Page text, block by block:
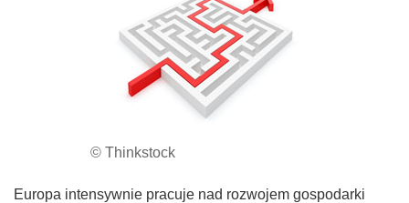
© Thinkstock
Europa intensywnie pracuje nad rozwojem gospodarki